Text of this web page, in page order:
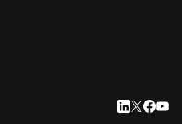
LinkedIn
Twitter